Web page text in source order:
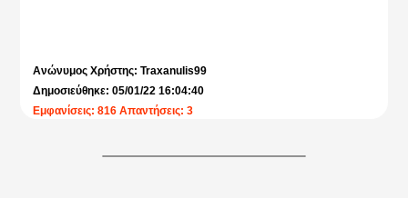
Ανώνυμος Χρήστης: Traxanulis99
Δημοσιεύθηκε: 05/01/22 16:04:40
Εμφανίσεις: 816 Απαντήσεις: 3